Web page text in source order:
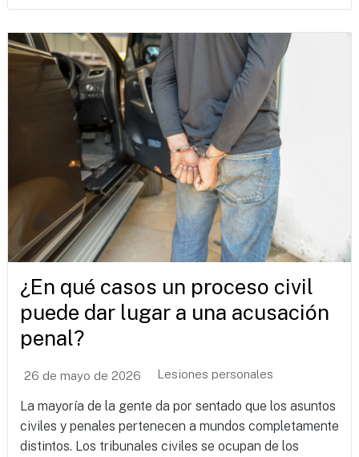
¿En qué casos un proceso civil
puede dar lugar a una acusación
penal?
26 de mayo de 2026 Lesiones personales
La mayoría de la gente da por sentado que los asuntos
civiles y penales pertenecen a mundos completamente
distintos. Los tribunales civiles se ocupan de los